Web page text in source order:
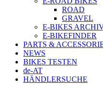
ROAD
GRAVEL
E-BIKES
E-BIKEFINDER
PARTS &
NEWS
BIKES TESTEN
de-AT
HÄNDLERSUCHE